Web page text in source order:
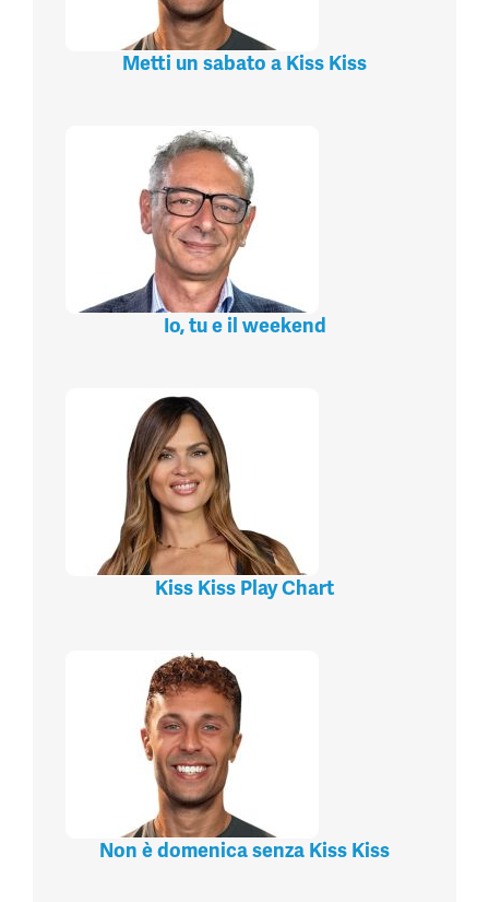
Metti un sabato a Kiss Kiss
Io, tu e il weekend
Kiss Kiss Play Chart
Non è domenica senza Kiss Kiss